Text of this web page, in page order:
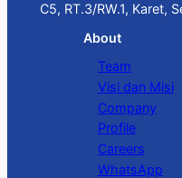
C5, RT.3/RW.1, Karet,
About
Team
Visi dan Misi
Company
Profile
Careers
WhatsApp